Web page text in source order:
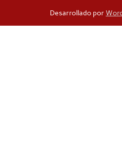
Desarrollado por